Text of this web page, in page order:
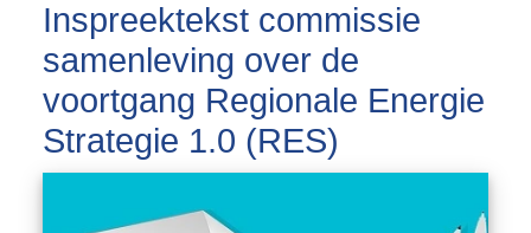
Inspreektekst commissie
samenleving over de
voortgang Regionale Energie
Strategie 1.0 (RES)